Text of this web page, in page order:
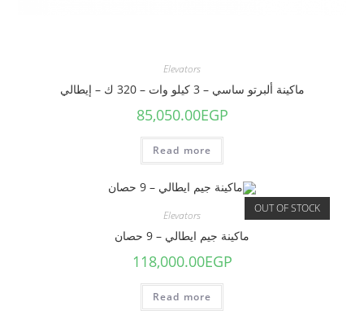
Elevators
ماكينة ألبرتو ساسي – 3 كيلو وات – 320 ك – إيطالي
85,050.00EGP
Read more
OUT OF STOCK
Elevators
ماكينة جيم ايطالي – 9 حصان
118,000.00EGP
Read more